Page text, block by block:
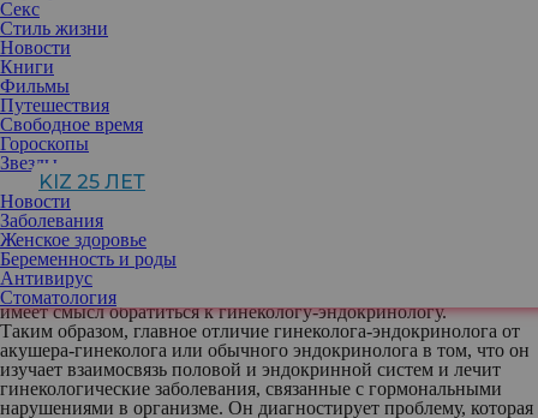
Секс
Стиль жизни
Новости
Книги
Фильмы
Путешествия
Свободное время
Гороскопы
Звезды
KIZ 25 ЛЕТ
Новости
Заболевания
Женское здоровье
Беременность и роды
Антивирус
Стоматология
Мы привыкли, что если врач — гинеколог, то он, как правило,
акушер. Однако зачастую требуется помощь специалиста с
другой дополнительной специализацией.
Неслучайно многие терапевты чуть что отправляют на
консультацию к гинекологу. Здоровье женщины, ее
самочувствие и внешняя красота (кожа, волосы) во многом
зависят от состояния репродуктивной системы. Она, в свою
очередь, зависит от гормонального фона. Нарушение баланса
гормонов приводит к проблемам с кожей, скачкам веса и
настроения, сбою в менструальном цикле, различным
заболеваниям. В этом случае может понадобиться врач, который
специализируется на лечении проблем, вызванных
гормональными нарушениями — недостаточной или
избыточной выработке половых гормонов. Акушер-гинеколог
не всегда достаточно компетентен в таких вопросах, поэтому
имеет смысл обратиться к гинекологу-эндокринологу.
Таким образом, главное отличие гинеколога-эндокринолога от
акушера-гинеколога или обычного эндокринолога в том, что он
изучает взаимосвязь половой и эндокринной систем и лечит
гинекологические заболевания, связанные с гормональными
нарушениями в организме. Он диагностирует проблему, которая